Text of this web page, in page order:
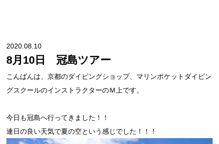
2020.08.10
8月10日 冠島ツアー
こんばんは、京都のダイビングショップ、マリンポケットダイビン
グスクールのインストラクターのＭ上です。
今日も冠島へ行ってきました！！
連日の良い天気で夏の空という感じでした！！！